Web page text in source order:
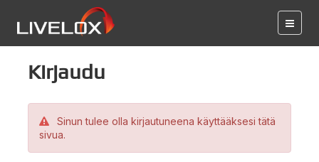
Kirjaudu
Sinun tulee olla kirjautuneena käyttääksesi tätä
sivua.